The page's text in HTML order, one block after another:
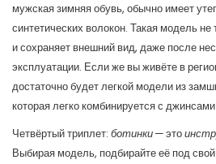
мужская зимняя обувь, обычно имеет
синтетических волокон. Такая модель не
и сохраняет внешний вид, даже после
эксплуатации. Если же вы живёте в
достаточно будет легкой модели из
которая легко комбинируется с
Четвёртый триплет: ботинки— это
Выбирая модель, подбирайте её под